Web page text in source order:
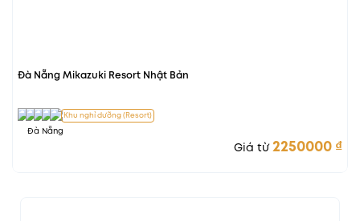
Đà Nẵng Mikazuki Resort Nhật Bản
Khu nghỉ dưỡng (Resort)
Đà Nẵng
Giá từ2250000 ₫